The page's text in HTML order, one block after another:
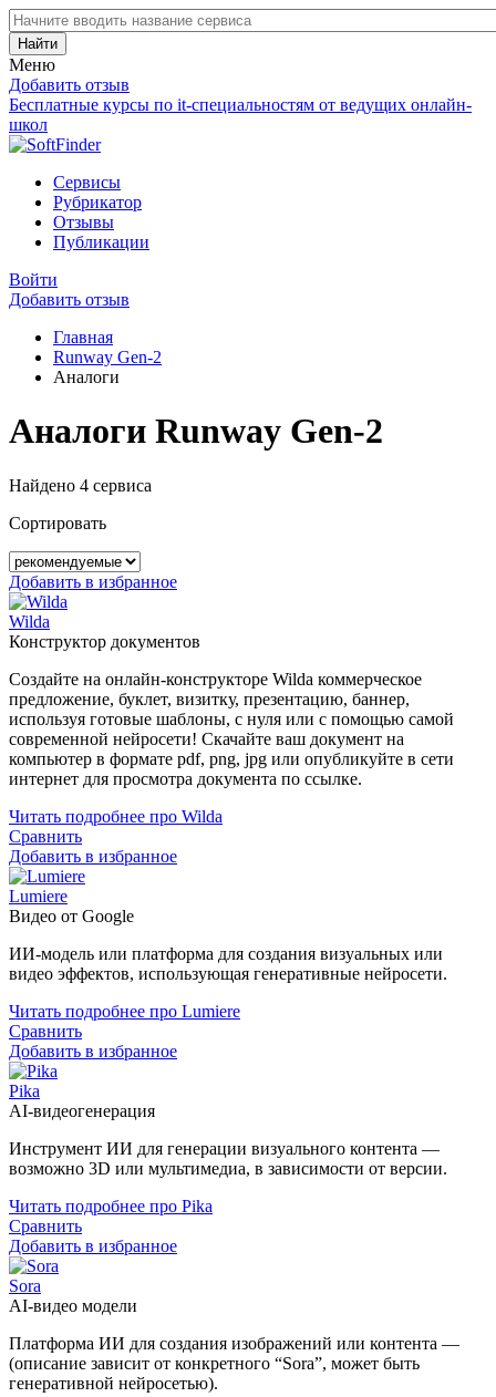
Найти
Меню
Добавить отзыв
Бесплатные курсы по it-специальностям от ведущих онлайн-
школ
Сервисы
Рубрикатор
Отзывы
Публикации
Войти
Добавить отзыв
Главная
Runway Gen-2
Аналоги
Аналоги Runway Gen-2
Найдено 4 сервиса
Сортировать
Добавить в избранное
Wilda
Конструктор документов
Создайте на онлайн-конструкторе Wilda коммерческое
предложение, буклет, визитку, презентацию, баннер,
используя готовые шаблоны, с нуля или с помощью самой
современной нейросети! Скачайте ваш документ на
компьютер в формате pdf, png, jpg или опубликуйте в сети
интернет для просмотра документа по ссылке.
Читать подробнее про Wilda
Сравнить
Добавить в избранное
Lumiere
Видео от Google
ИИ-модель или платформа для создания визуальных или
видео эффектов, использующая генеративные нейросети.
Читать подробнее про Lumiere
Сравнить
Добавить в избранное
Pika
AI-видеогенерация
Инструмент ИИ для генерации визуального контента —
возможно 3D или мультимедиа, в зависимости от версии.
Читать подробнее про Pika
Сравнить
Добавить в избранное
Sora
AI-видео модели
Платформа ИИ для создания изображений или контента —
(описание зависит от конкретного “Sora”, может быть
генеративной нейросетью).